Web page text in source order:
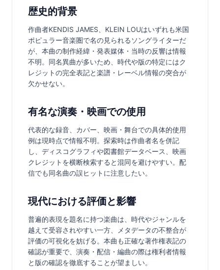
歴史的背景
作曲者KENDIS JAMES、KLEIN LOUはいずれも米国
ポピュラー音楽圏で名の見られるソングライターだ
が、本曲の制作経緯・発表媒体・当時の反響は情報
不明。同名異曲が多いため、時代や版の特定にはク
レジットの完全表記と楽譜・レーベル情報の突合が
欠かせない。
有名な演奏・映画での使用
代表的な録音、カバー、映画・舞台での具体的使用
例は現時点で情報不明。探索時は作曲者名を併記
し、ディスコグラフィや図書館データベース、映画
クレジットを横断検索すると混同を避けやすい。配
信でも同名曲の誤ヒットに注意したい。
現代における評価と影響
普遍的表現を題名に持つ楽曲は、時代やジャンルを
越えて受容されやすい一方、メタデータの不整合が
評価の可視化を妨げる。本曲も正確な著作権表記の
確認が重要で、演奏・配信・編曲の際は権利者情報
と版の確認を徹底することが望ましい。